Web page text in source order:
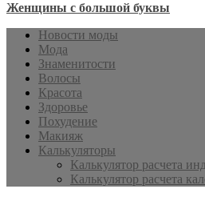
Женщины с большой буквы
Новости моды
Мода
Знаменитости
Волосы
Красота
Здоровье
Похудение
Макияж
Калькуляторы
Калькулятор расчета
Калькулятор расчета